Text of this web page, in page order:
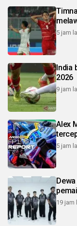
5 jam
India
2026
9 jam
Alex
5 jam
19 jam